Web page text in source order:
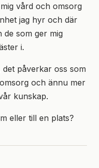
vård och omsorg
jag hyr och där
de som ger mig
i.
påverkar oss som
och ännu mer
kunskap.
eller till en plats?